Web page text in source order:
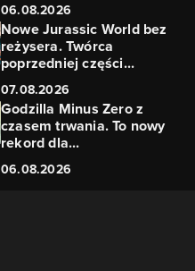
06.08.2026
Nowe Jurassic World bez
reżysera. Twórca
poprzedniej części...
07.08.2026
Godzilla Minus Zero z
czasem trwania. To nowy
rekord dla...
06.08.2026